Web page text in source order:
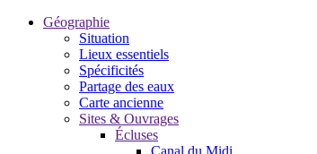
Géographie
Situation
Lieux essentiels
Spécificités
Partage des eaux
Carte ancienne
Sites & Ouvrages
Écluses
Canal du Midi